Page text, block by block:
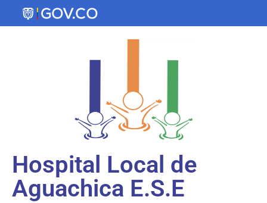
Hospital Local de
Aguachica E.S.E